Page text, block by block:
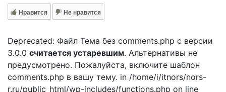
Нравится Не нравится
Deprecated: Файл Тема без comments.php с версии
3.0.0 считается устаревшим. Альтернативы не
предусмотрено. Пожалуйста, включите шаблон
comments.php в вашу тему. in /home/i/itnors/nors-
r.ru/public_html/wp-includes/functions.php on line